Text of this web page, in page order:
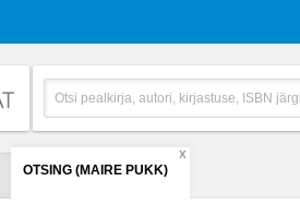
OTSING (MAIRE PUKK)
X